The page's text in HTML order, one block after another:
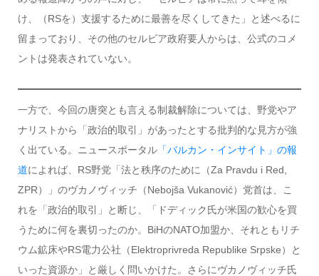
け、（RSを）支援するために最善を尽くしてきた」と述べるに
留まっており、その他のセルビア政府要人からは、公式のコメ
ントは発表されていない。
一方で、今回の唐突とも言える制裁解除については、野党やア
ナリストから「政治的取引」があったとする批判的な見方が強
く出ている。ニュースポータル「バルカン・インサイト」の報
道によれば、RS野党「法と秩序のために（Za Pravdu i Red,
ZPR）」のヴカノヴィッチ（Nebojša Vukanović）党首は、こ
れを「政治的取引」と断じ、「ドディック氏が米国の歓心を買
うために何を裏切ったのか。BiHのNATO加盟か、それともリチ
ウム鉱床やRS電力公社（Elektroprivreda Republike Srpske）と
いった資源か」と厳しく問いかけた。さらにヴカノヴィッチ氏